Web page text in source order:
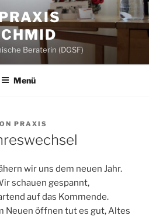
Beraterin (DGSF)
Menü
PRAXIS
wir uns dem neuen Jahr.
schauen gespannt,
auf das Kommende.
Neuen öffnen tut es gut, Altes